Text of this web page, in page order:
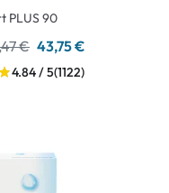
PLUS 90
€ 43,75 €
4.84 / 5(1122)